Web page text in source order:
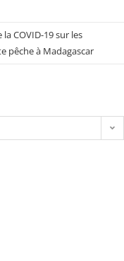
COVID-19 sur les
pêche à Madagascar